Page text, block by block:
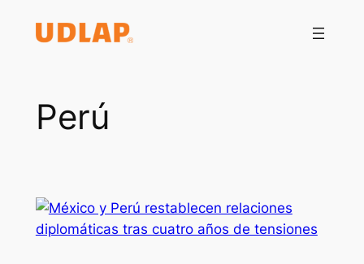
Perú